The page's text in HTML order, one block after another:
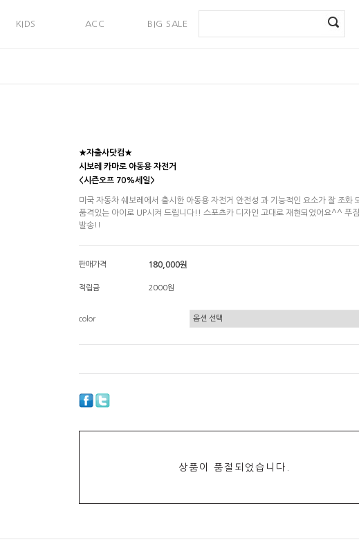
KIDS ACC BIG SALE
★자출사닷컴★
시보레 카마로 아동용 자전거
<시즌오프 70%세일>
미국 자동차 쉐보레에서 출시한 아동용 자전거 안전성 과 기능적인 요소가 잘 조화
품격있는 아이로 UP시켜 드립니다!! 스포츠카 디자인 고대로 재현되었어요^^ 푸
발송!!
판매가격 180,000원
적립금 2000원
color
상품이 품절되었습니다.